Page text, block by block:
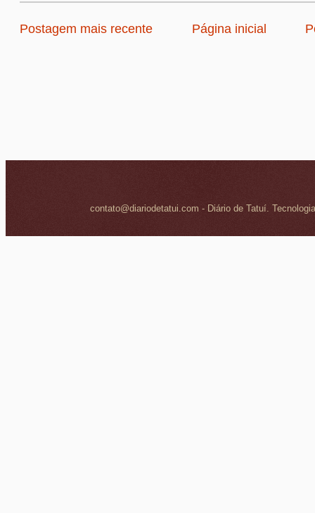
Postagem mais recente Página inicial
contato@diariodetatui.com - Diário de Tatuí.